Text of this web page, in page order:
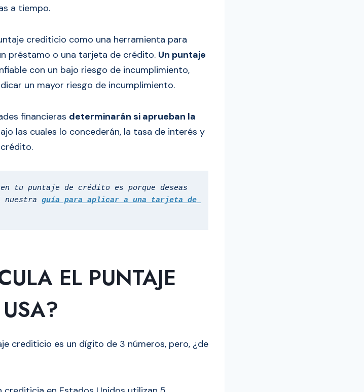
a tiempo.
crediticio como una herramienta para
préstamo o una tarjeta de crédito. Un puntaje
con un bajo riesgo de incumplimiento,
un mayor riesgo de incumplimiento.
financieras determinarán si aprueban la
las cuales lo concederán, la tasa de interés y
tu puntaje de crédito es porque deseas
guía para aplicar a una tarjeta de
EL PUNTAJE
crediticio es un dígito de 3 números, pero, ¿de